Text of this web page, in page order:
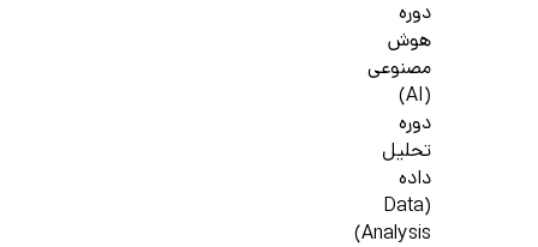
دوره
هوش
مصنوعی
(AI)
دوره
تحلیل
داده
(Data
Analysis)